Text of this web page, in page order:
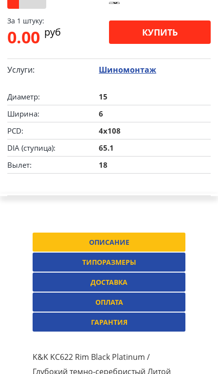
За 1 штуку:
0.00 pуб КУПИТЬ
Услуги: Шиномонтаж
Диаметр:
15
Ширина:
6
PCD:
4x108
DIA (ступица):
65.1
Вылет:
18
ОПИСАНИЕ
ТИПОРАЗМЕРЫ
ДОСТАВКА
ОПЛАТА
ГАРАНТИЯ
K&K KC622 Rim Black Platinum /
Глубокий темно-серебристый Литой